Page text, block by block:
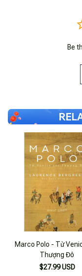
Be
Marco Polo - Từ
Thượng Đô
$27.99 USD